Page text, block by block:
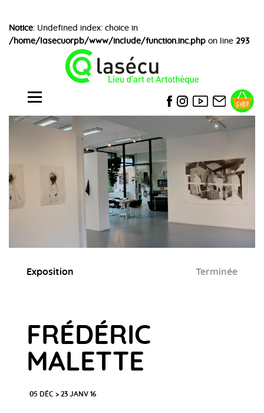
Notice: Undefined index: choice in
/home/lasecuorpb/www/include/function.inc.php on line 293
Exposition Terminée
FRÉDÉRIC
MALETTE
05 DÉC > 23 JANV 16